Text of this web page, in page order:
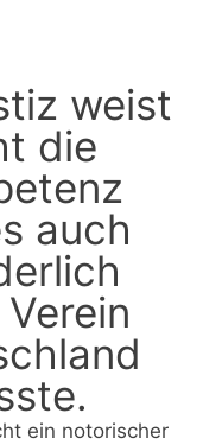
weist
die
auch
ein notorischer